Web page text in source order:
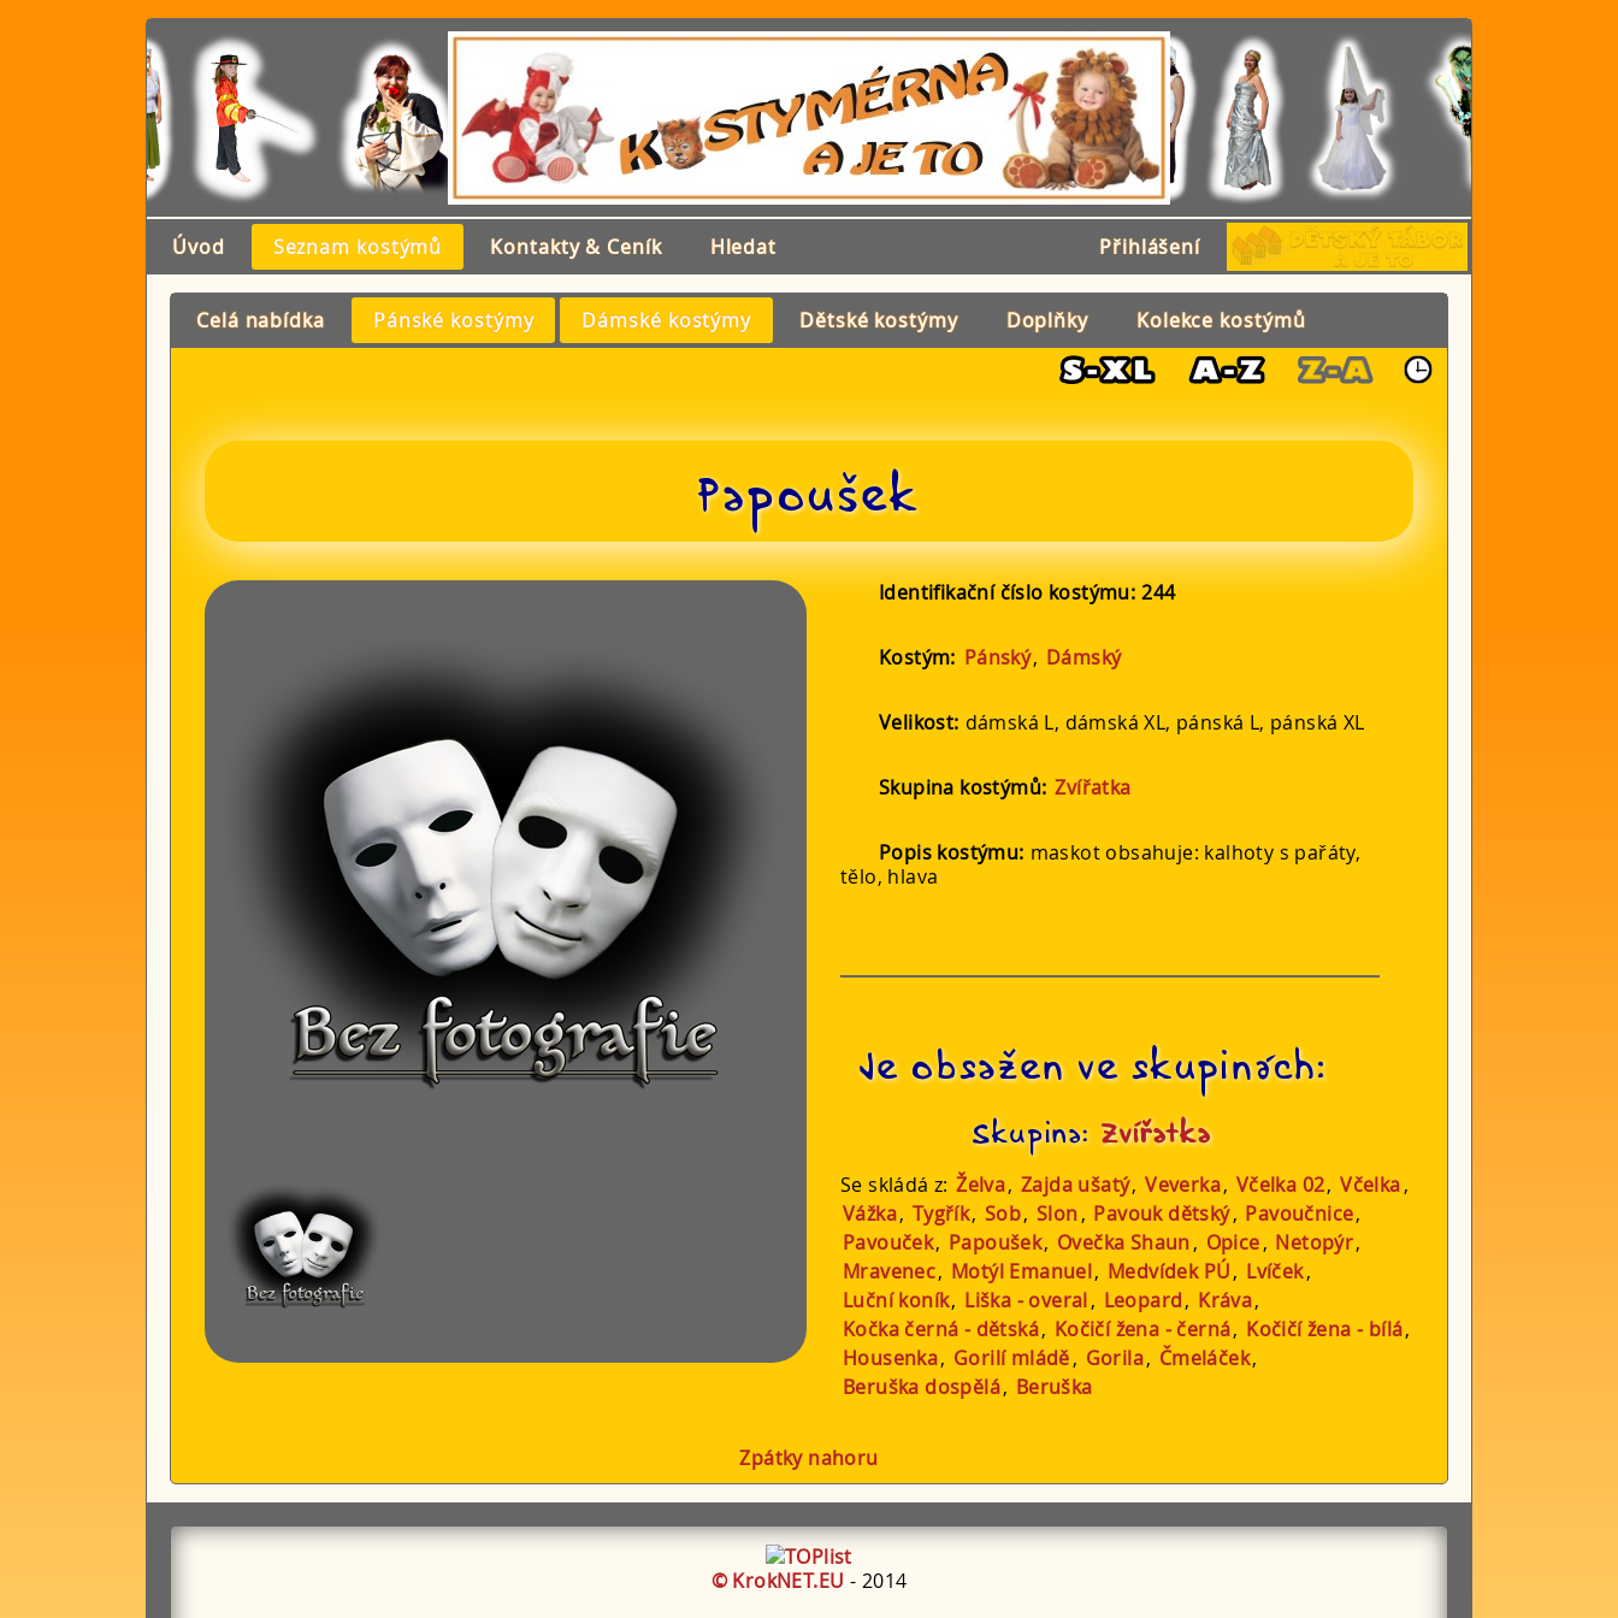
Úvod Seznam kostýmů Kontakty & Ceník Hledat Přihlášení
Celá nabídka Pánské kostýmy Dámské kostýmy Dětské kostýmy Doplňky Kolekce kostýmů
Papoušek
Identifikační číslo kostýmu: 244
Kostým: Pánský, Dámský
Velikost: dámská L, dámská XL, pánská L, pánská XL
Skupina kostýmů: Zvířatka
Popis kostýmu: maskot obsahuje: kalhoty s pařáty,
tělo, hlava
Je obsažen ve skupinách:
Skupina: Zvířatka
Se skládá z: Želva, Zajda ušatý, Veverka, Včelka 02, Včelka,
Vážka, Tygřík, Sob, Slon, Pavouk dětský, Pavoučnice,
Pavouček, Papoušek, Ovečka Shaun, Opice, Netopýr,
Mravenec, Motýl Emanuel, Medvídek PÚ, Lvíček,
Luční koník, Liška - overal, Leopard, Kráva,
Kočka černá - dětská, Kočičí žena - černá, Kočičí žena - bílá,
Housenka, Gorilí mládě, Gorila, Čmeláček,
Beruška dospělá, Beruška
Zpátky nahoru
© KrokNET.EU - 2014